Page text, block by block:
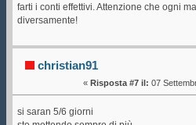
farti i conti effettivi. Attenzione che ogni
diversamente!
christian91
« Risposta #7 il: 07
si saran 5/6 giorni